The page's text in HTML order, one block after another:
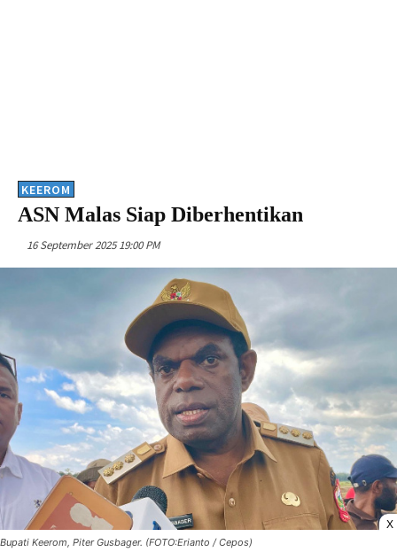
KEEROM
ASN Malas Siap Diberhentikan
16 September 2025 19:00 PM
X
Bupati Keerom, Piter Gusbager. (FOTO:Erianto / Cepos)